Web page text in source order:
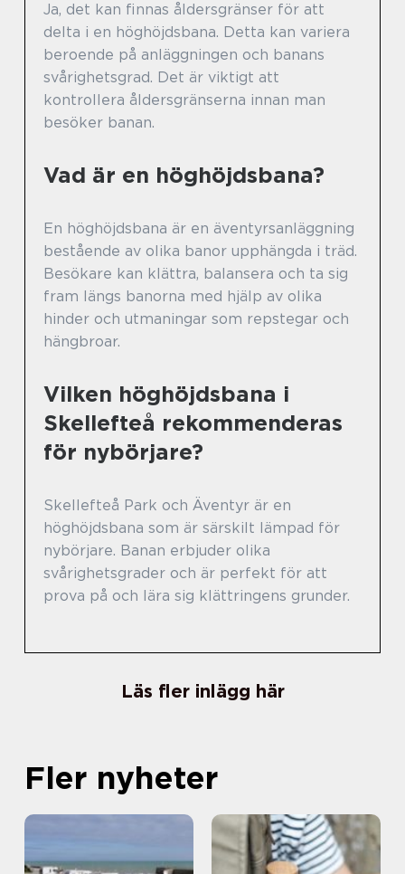
Ja, det kan finnas åldersgränser för att
delta i en höghöjdsbana. Detta kan variera
beroende på anläggningen och banans
svårighetsgrad. Det är viktigt att
kontrollera åldersgränserna innan man
besöker banan.
Vad är en höghöjdsbana?
En höghöjdsbana är en äventyrsanläggning
bestående av olika banor upphängda i träd.
Besökare kan klättra, balansera och ta sig
fram längs banorna med hjälp av olika
hinder och utmaningar som repstegar och
hängbroar.
Vilken höghöjdsbana i
Skellefteå rekommenderas
för nybörjare?
Skellefteå Park och Äventyr är en
höghöjdsbana som är särskilt lämpad för
nybörjare. Banan erbjuder olika
svårighetsgrader och är perfekt för att
prova på och lära sig klättringens grunder.
Läs fler inlägg här
Fler nyheter